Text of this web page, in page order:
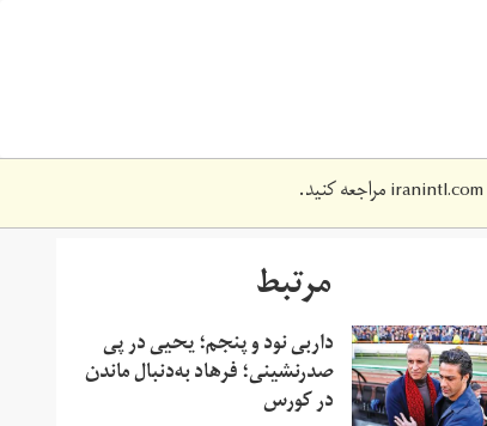
iranintl.comمراجعه کنید.
مرتبط
داربی نود و پنجم؛ یحیی در پی
صدرنشینی؛ فرهاد به‌دنبال ماندن
در کورس